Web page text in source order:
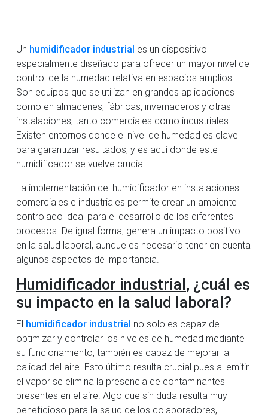
Un humidificador industrial es un dispositivo
especialmente diseñado para ofrecer un mayor nivel de
control de la humedad relativa en espacios amplios.
Son equipos que se utilizan en grandes aplicaciones
como en almacenes, fábricas, invernaderos y otras
instalaciones, tanto comerciales como industriales.
Existen entornos donde el nivel de humedad es clave
para garantizar resultados, y es aquí donde este
humidificador se vuelve crucial.
La implementación del humidificador en instalaciones
comerciales e industriales permite crear un ambiente
controlado ideal para el desarrollo de los diferentes
procesos. De igual forma, genera un impacto positivo
en la salud laboral, aunque es necesario tener en cuenta
algunos aspectos de importancia.
Humidificador industrial, ¿cuál es
su impacto en la salud laboral?
El humidificador industrial no solo es capaz de
optimizar y controlar los niveles de humedad mediante
su funcionamiento, también es capaz de mejorar la
calidad del aire. Esto último resulta crucial pues al emitir
el vapor se elimina la presencia de contaminantes
presentes en el aire. Algo que sin duda resulta muy
beneficioso para la salud de los colaboradores,